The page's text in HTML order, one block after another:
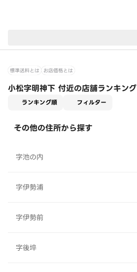
標準送料とは お店価格とは
小松字明神下 付近の店舗ランキング
ランキング順 フィルター
その他の住所から探す
字池の内
字伊勢浦
字伊勢前
字後埣